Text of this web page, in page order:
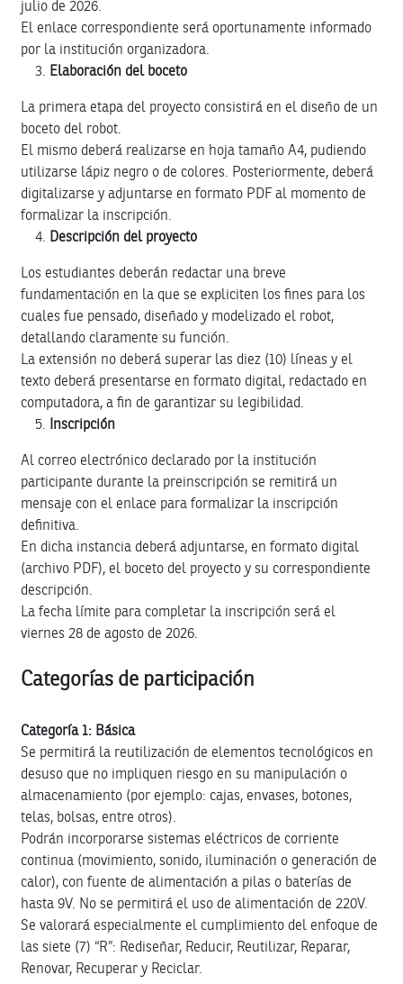
julio de 2026.
El enlace correspondiente será oportunamente informado
por la institución organizadora.
Elaboración del boceto
La primera etapa del proyecto consistirá en el diseño de un
boceto del robot.
El mismo deberá realizarse en hoja tamaño A4, pudiendo
utilizarse lápiz negro o de colores. Posteriormente, deberá
digitalizarse y adjuntarse en formato PDF al momento de
formalizar la inscripción.
Descripción del proyecto
Los estudiantes deberán redactar una breve
fundamentación en la que se expliciten los fines para los
cuales fue pensado, diseñado y modelizado el robot,
detallando claramente su función.
La extensión no deberá superar las diez (10) líneas y el
texto deberá presentarse en formato digital, redactado en
computadora, a fin de garantizar su legibilidad.
Inscripción
Al correo electrónico declarado por la institución
participante durante la preinscripción se remitirá un
mensaje con el enlace para formalizar la inscripción
definitiva.
En dicha instancia deberá adjuntarse, en formato digital
(archivo PDF), el boceto del proyecto y su correspondiente
descripción.
La fecha límite para completar la inscripción será el
viernes 28 de agosto de 2026.
Categorías de participación
Categoría 1: Básica
Se permitirá la reutilización de elementos tecnológicos en
desuso que no impliquen riesgo en su manipulación o
almacenamiento (por ejemplo: cajas, envases, botones,
telas, bolsas, entre otros).
Podrán incorporarse sistemas eléctricos de corriente
continua (movimiento, sonido, iluminación o generación de
calor), con fuente de alimentación a pilas o baterías de
hasta 9V. No se permitirá el uso de alimentación de 220V.
Se valorará especialmente el cumplimiento del enfoque de
las siete (7) “R”: Rediseñar, Reducir, Reutilizar, Reparar,
Renovar, Recuperar y Reciclar.